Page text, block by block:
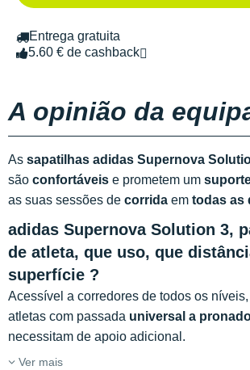
Entrega gratuita
5.60 € de cashback
A opinião da
As sapatilhas adidas Supernova
são confortáveis e prometem um
as suas sessões de corrida em todas as
adidas Supernova Solution 3,
de atleta, que uso, que
superfície ?
Acessível a corredores de todos os
atletas com passada universal a
necessitam de apoio adicional.
Ver mais